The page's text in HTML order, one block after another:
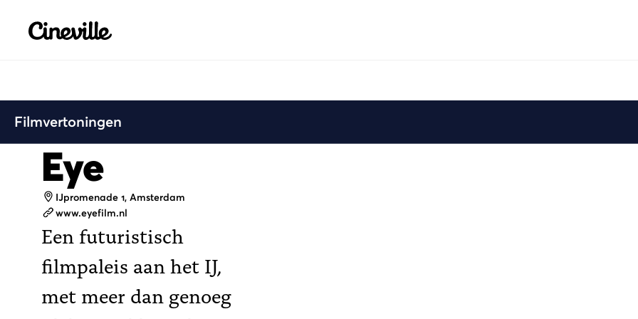
Cineville Logo
Filmvertoningen
Eye
Adres
IJpromenade 1, Amsterdam
Website
www.eyefilm.nl
Een futuristisch
filmpaleis aan het IJ,
met meer dan genoeg